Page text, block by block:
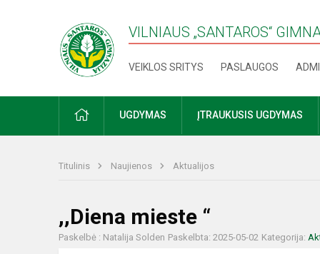
VILNIAUS „SANTAROS“
VEIKLOS SRITYS PASLAUGOS
PRADŽIAUGDYMAS ĮTRAUKUSIS UGDYMAS
Titulinis Naujienos Aktualijos
,,Diena mieste “
Paskelbė : Natalija Solden Paskelbta: 2025-05-02 Kategorija: